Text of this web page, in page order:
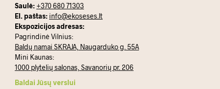
Saulė: +370 680 71303
El. paštas: info@ekoseses.lt
Ekspozicijos adresas:
Pagrindinė Vilnius:
Baldų namai SKRAJA, Naugarduko g. 55A
Mini Kaunas:
1000 plytelių salonas, Savanorių pr. 206
Baldai Jūsų verslui